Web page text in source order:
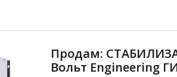
Продам:
Вольт Engineering